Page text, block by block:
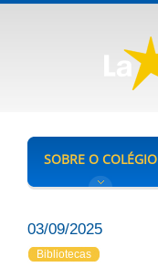
SOBRE O COLÉGIO
03/09/2025
Bibliotecas